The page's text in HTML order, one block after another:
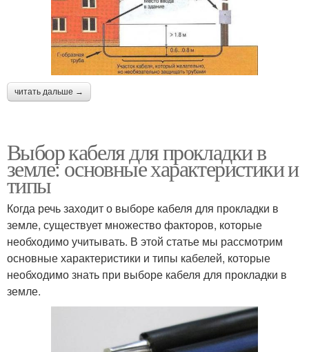
читать дальше →
Выбор кабеля для прокладки в
земле: основные характеристики и
типы
Когда речь заходит о выборе кабеля для прокладки в
земле, существует множество факторов, которые
необходимо учитывать. В этой статье мы рассмотрим
основные характеристики и типы кабелей, которые
необходимо знать при выборе кабеля для прокладки в
земле.